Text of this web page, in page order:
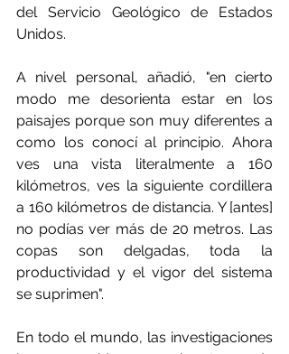
del Servicio Geológico de Estados
Unidos.
A nivel personal, añadió, "en cierto
modo me desorienta estar en los
paisajes porque son muy diferentes a
como los conocí al principio. Ahora
ves una vista literalmente a 160
kilómetros, ves la siguiente cordillera
a 160 kilómetros de distancia. Y [antes]
no podías ver más de 20 metros. Las
copas son delgadas, toda la
productividad y el vigor del sistema
se suprimen".
En todo el mundo, las investigaciones